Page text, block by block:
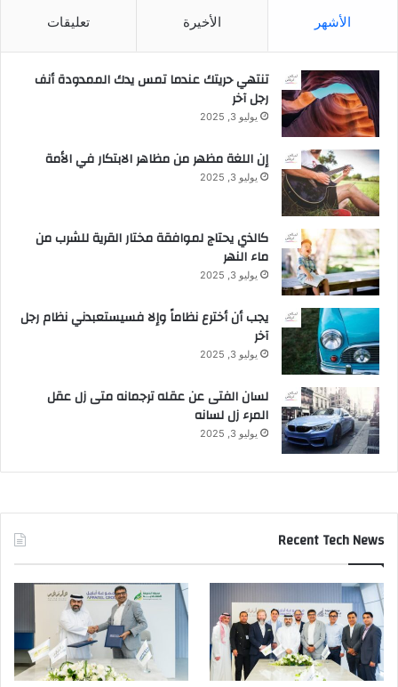
الأشهر الأخيرة تعليقات
تنتهي حريتك عندما تمس يدك الممدودة أنف
رجل آخر
يوليو 3, 2025
إن اللغة مظهر من مظاهر الابتكار في الأمة
يوليو 3, 2025
كالذي يحتاج لموافقة مختار القرية للشرب من
ماء النهر
يوليو 3, 2025
يجب أن أخترع نظاماً وإلا فسيستعبدني نظام رجل
آخر
يوليو 3, 2025
لسان الفتى عن عقله ترجمانه متى زل عقل
المرء زل لسانه
يوليو 3, 2025
Recent Tech News